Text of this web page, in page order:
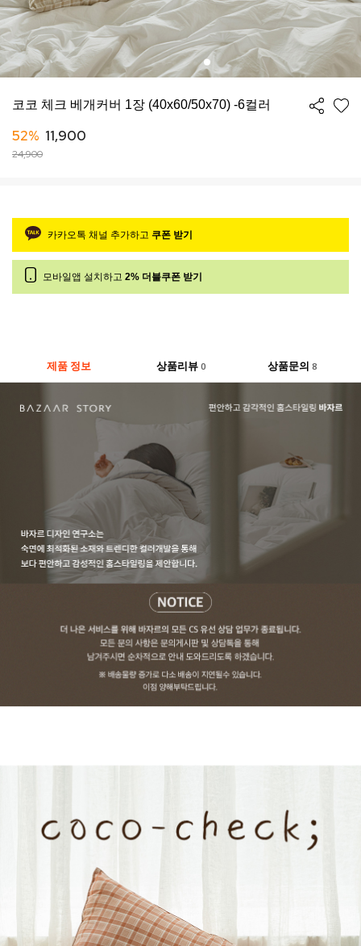
코코 체크 베개커버 1장 (40x60/50x70) -6컬러
52% 11,900
24,900
카카오톡 채널 추가하고 쿠폰 받기
모바일앱 설치하고 2% 더블쿠폰 받기
제품 정보 상품리뷰 0 상품문의8